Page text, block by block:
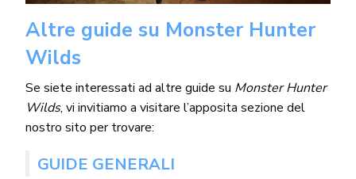
Altre guide su Monster Hunter
Wilds
Se siete interessati ad altre guide su Monster Hunter
Wilds, vi invitiamo a visitare l’apposita sezione del
nostro sito per trovare:
GUIDE GENERALI